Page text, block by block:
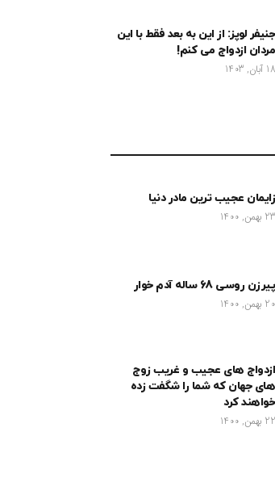
جنیفر لوپز: از این به بعد فقط با این
مردان ازدواج می کنم!
18 آبان, 1403
زایمان عجیب ترین مادر دنیا
23 بهمن, 1400
پیرزن روسی 68 ساله آدم خوار
20 بهمن, 1400
ازدواج های عجیب و غریب زوج
های جهان که شما را شگفت زده
خواهند کرد
22 بهمن, 1400